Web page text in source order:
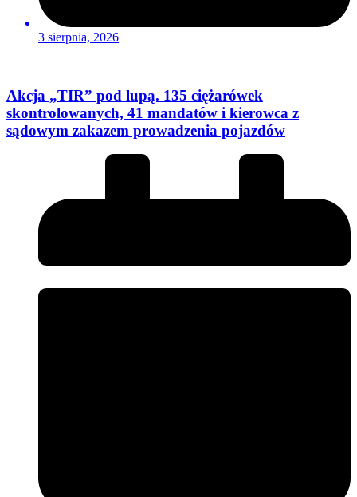
3 sierpnia, 2026
Akcja „TIR” pod lupą. 135 ciężarówek
skontrolowanych, 41 mandatów i kierowca z
sądowym zakazem prowadzenia pojazdów